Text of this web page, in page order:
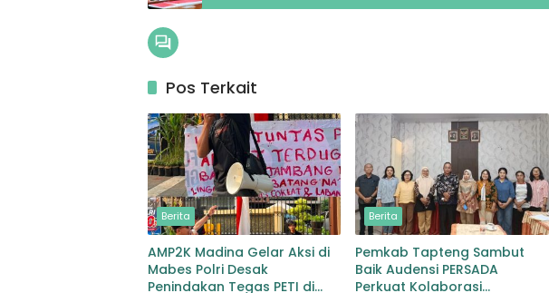
Pos Terkait
Berita
AMP2K Madina Gelar Aksi di
Mabes Polri Desak
Penindakan Tegas PETI di
Berita
Pemkab Tapteng Sambut
Baik Audensi PERSADA
Perkuat Kolaborasi